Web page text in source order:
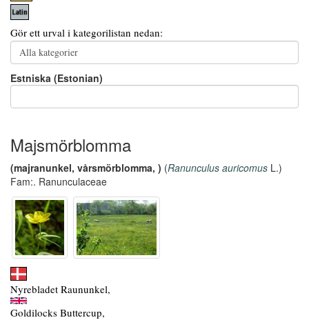
Gör ett urval i kategorilistan nedan:
Estniska (Estonian)
Majsmörblomma
(majranunkel, vårsmörblomma, ) (Ranunculus auricomus L.)
Fam:. Ranunculaceae
Nyrebladet Raununkel,
Goldilocks Buttercup,